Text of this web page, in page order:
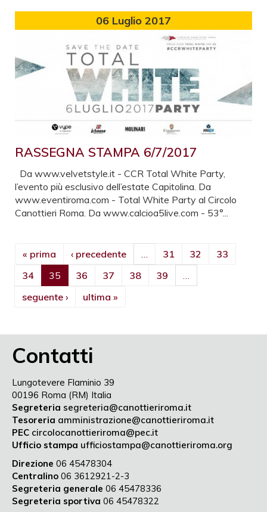
06 Luglio 2017
RASSEGNA STAMPA 6/7/2017
Da www.velvetstyle.it - CCR Total White Party,
l’evento più esclusivo dell’estate Capitolina. Da
www.eventiroma.com - Total White Party al Circolo
Canottieri Roma. Da www.calcioa5live.com - 53°...
« prima ‹ precedente 31 32
33
34
35 36 37 38 39
seguente ›
ultima »
Contatti
Lungotevere Flaminio 39
00196 Roma (RM) Italia
Segreteria segreteria@canottieriroma.it
Tesoreria amministrazione@canottieriroma.it
PEC circolocanottieriroma@pec.it
Ufficio stampa ufficiostampa@canottieriroma.org
Direzione 06 45478304
Centralino 06 3612921-2-3
Segreteria generale 06 45478336
Segreteria sportiva 06 45478322